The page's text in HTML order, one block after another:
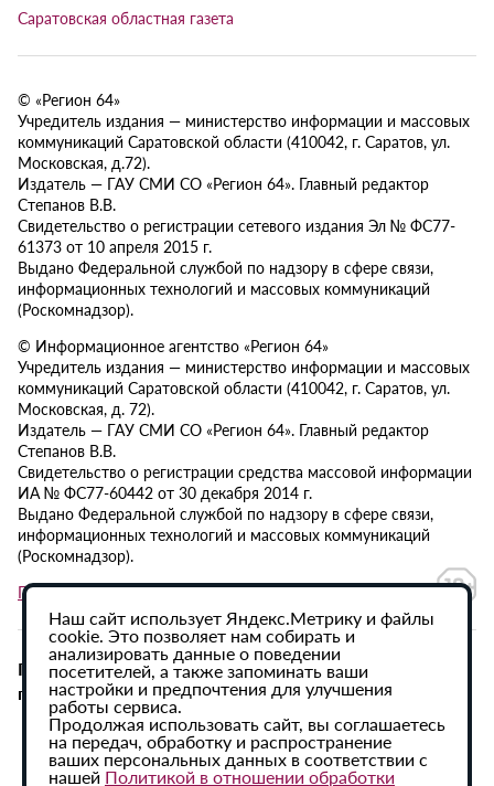
Саратовская областная газета
© «Регион 64»
Учредитель издания — министерство информации и массовых
коммуникаций Саратовской области (410042, г. Саратов, ул.
Московская, д.72).
Издатель — ГАУ СМИ СО «Регион 64». Главный редактор
Степанов В.В.
Свидетельство о регистрации сетевого издания Эл № ФС77-
61373 от 10 апреля 2015 г.
Выдано Федеральной службой по надзору в сфере связи,
информационных технологий и массовых коммуникаций
(Роскомнадзор).
© Информационное агентство «Регион 64»
Учредитель издания — министерство информации и массовых
коммуникаций Саратовской области (410042, г. Саратов, ул.
Московская, д. 72).
Издатель — ГАУ СМИ СО «Регион 64». Главный редактор
Степанов В.В.
Свидетельство о регистрации средства массовой информации
ИА № ФС77-60442 от 30 декабря 2014 г.
Выдано Федеральной службой по надзору в сфере связи,
информационных технологий и массовых коммуникаций
(Роскомнадзор).
Политика в отношении обработки персональных данных
При использовании материалов сайта активная
гиперссылка на ИА «Регион 64» обязательна.
Наш сайт использует Яндекс.Метрику и файлы
cookie. Это позволяет нам собирать и
анализировать данные о поведении
посетителей, а также запоминать ваши
настройки и предпочтения для улучшения
работы сервиса.
Продолжая использовать сайт, вы соглашаетесь
на передач, обработку и распространение
ваших персональных данных в соответствии с
нашей Политикой в отношении обработки